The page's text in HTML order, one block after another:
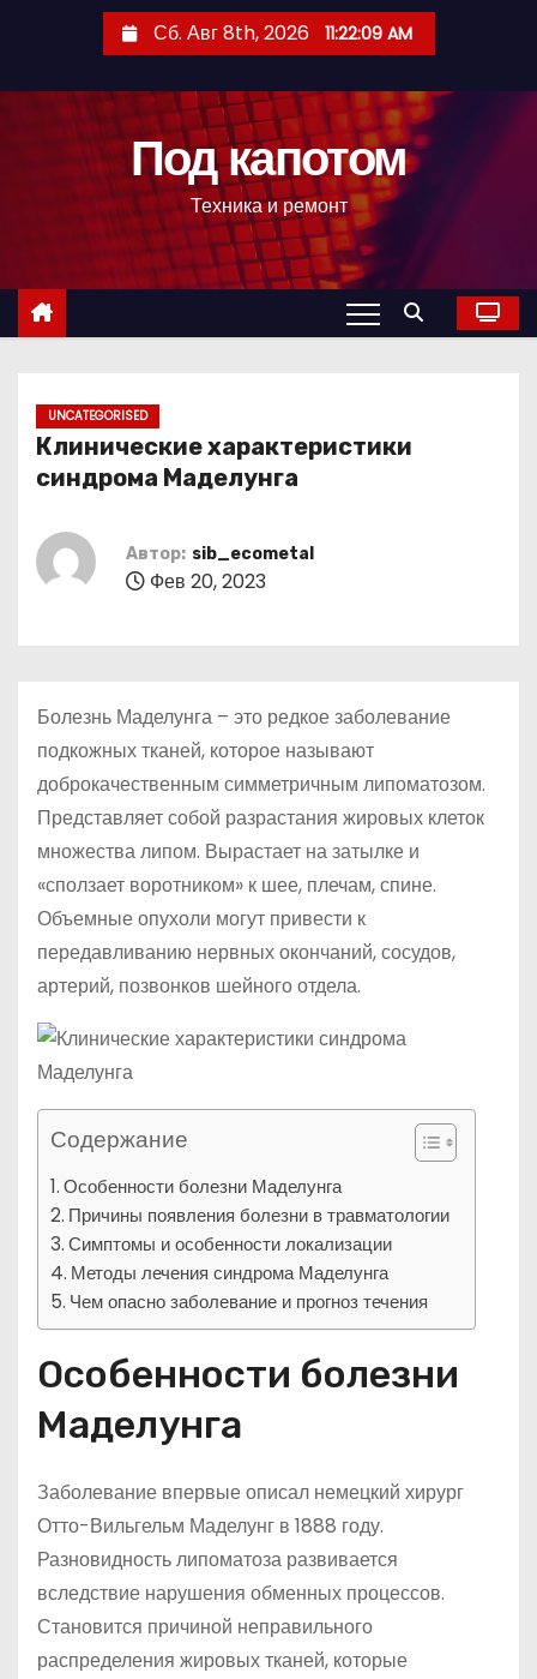
с
Сб. Авг 8th, 2026 11:22:11 AM
Под капотом
Техника и ремонт
UNCATEGORISED
Клинические характеристики
синдрома Маделунга
Автор: sib_ecometal
Фев 20, 2023
Болезнь Маделунга – это редкое заболевание
подкожных тканей, которое называют
доброкачественным симметричным липоматозом.
Представляет собой разрастания жировых клеток
множества липом. Вырастает на затылке и
«сползает воротником» к шее, плечам, спине.
Объемные опухоли могут привести к
передавливанию нервных окончаний, сосудов,
артерий, позвонков шейного отдела.
Содержание
Особенности болезни Маделунга
Причины появления болезни в травматологии
Симптомы и особенности локализации
Методы лечения синдрома Маделунга
Чем опасно заболевание и прогноз течения
Особенности болезни
Маделунга
Заболевание впервые описал немецкий хирург
Отто-Вильгельм Маделунг в 1888 году.
Разновидность липоматоза развивается
вследствие нарушения обменных процессов.
Становится причиной неправильного
распределения жировых тканей, которые